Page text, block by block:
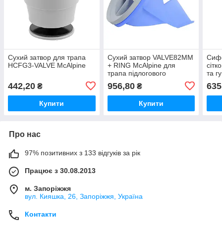
Сухий затвор для трапа
HCFG3-VALVE McAlpine
442,20 ₴
Купити
Сухий затвор VALVE82MM
+ RING McAlpine для
трапа підлогового
MRFGC3SSV-110 McAlpine
956,80₴
Купити
та
Про нас
97% позитивних з 133 відгуків за рік
Працює з 30.08.2013
м. Запоріжжя
вул. Кияшка, 26, Запоріжжя, Україна
Контакти